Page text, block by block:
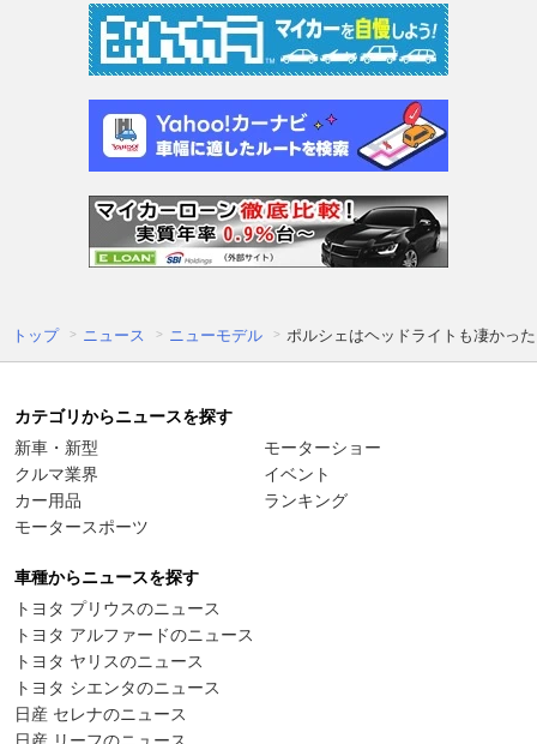
トップ ニュース ニューモデル ポルシェはヘッドライトも凄かっ
カテゴリからニュースを探す
新車・新型
クルマ業界
カー用品
モータースポーツ
モーターショー
イベント
ランキング
車種からニュースを探す
トヨタ プリウスのニュース
トヨタ アルファードのニュース
トヨタ ヤリスのニュース
トヨタ シエンタのニュース
日産 セレナのニュース